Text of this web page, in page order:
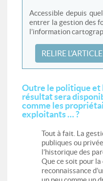
Accessible depuis
entrer la gestion des
l’information
RELIRE
Outre le politique et
résultat sera
comme les
exploitants … ?
Tout à fait. La
publiques ou
l’historique des
Que ce soit pour la
reconnaissance